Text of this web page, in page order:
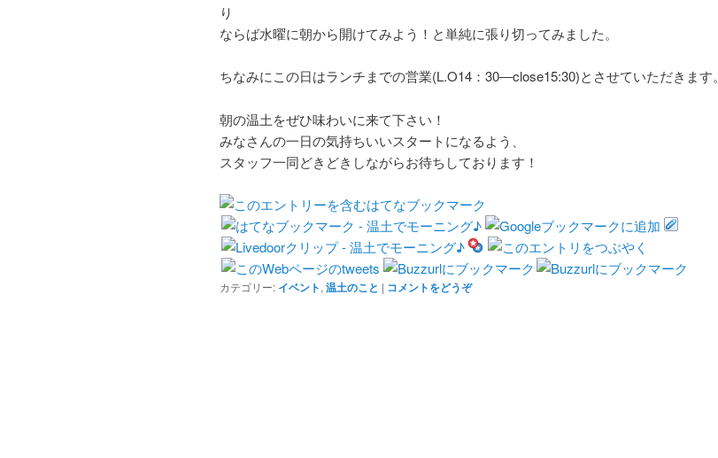
り
ならば水曜に朝から開けてみよう！と単純に張り切ってみました。
ちなみにこの日はランチまでの営業(L.O14：30―close15:30)とさせていただきます。
朝の温土をぜひ味わいに来て下さい！
みなさんの一日の気持ちいいスタートになるよう、
スタッフ一同どきどきしながらお待ちしております！
カテゴリー: イベント, 温土のこと | コメントをどうぞ